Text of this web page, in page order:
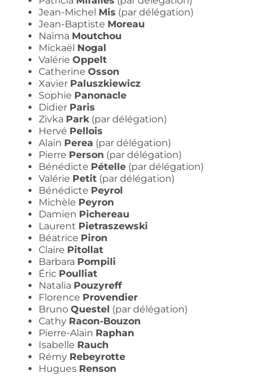
Jean-Michel Mis (par délégation)
Jean-Baptiste Moreau
Naïma Moutchou
Mickaël Nogal
Valérie Oppelt
Catherine Osson
Xavier Paluszkiewicz
Sophie Panonacle
Didier Paris
Zivka Park(par délégation)
Hervé Pellois
Alain Perea (par délégation)
Pierre Person (par délégation)
Bénédicte Pételle (par délégation)
Valérie Petit (par délégation)
Bénédicte Peyrol
Michèle Peyron
Damien Pichereau
Laurent Pietraszewski
Béatrice Piron
Claire Pitollat
Barbara Pompili
Éric Poulliat
Natalia Pouzyreff
Florence Provendier
Bruno Questel (par délégation)
Cathy Racon-Bouzon
Pierre-Alain Raphan
Isabelle Rauch
Rémy Rebeyrotte
Hugues Renson